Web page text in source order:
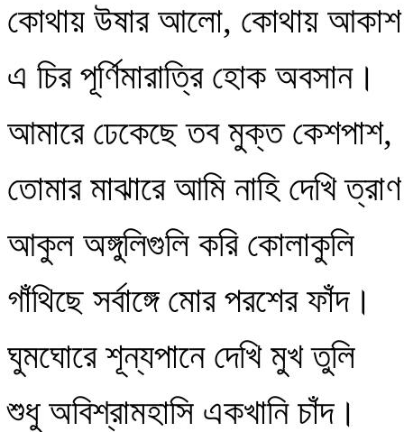
কোথায় উষার আলো, কোথায়
এ চির পূর্ণিমারাত্রি হোক অবসান।
আমারে ঢেকেছে তব মুক্ত কেশপাশ,
তোমার মাঝারে আমি নাহি দেখি
আকুল অঙ্গুলিগুলি করি কোলাকুলি
গাঁথিছে সর্বাঙ্গে মোর পরশের ফাঁদ।
ঘুমঘোরে শূন্যপানে দেখি মুখ তুলি
শুধু অবিশ্রামহাসি একখানি চাঁদ।